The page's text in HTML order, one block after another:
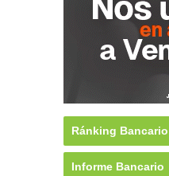
Ránking Bancario
Informe Bancario